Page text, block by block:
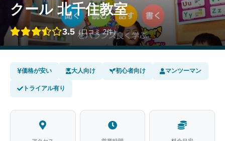
クール 北千住教室
3.5 （口コミ 2件）
価格が安い 大人向け 初心者向け マンツーマン
トライアル有り